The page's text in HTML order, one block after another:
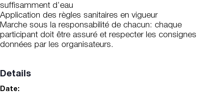
suffisamment d’eau
Application des règles sanitaires en vigueur
Marche sous la responsabilité de chacun: chaque
participant doit être assuré et respecter les consignes
données par les organisateurs.
Details
Date: